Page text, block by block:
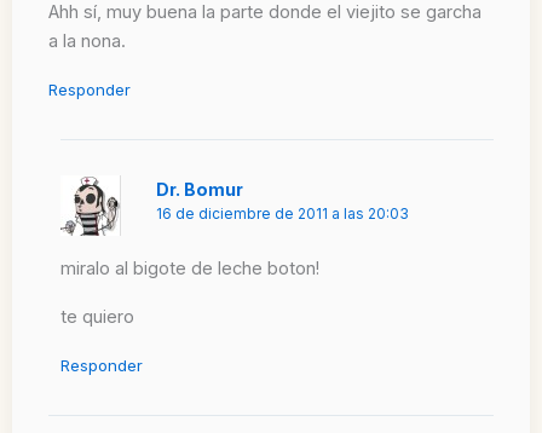
Ahh sí, muy buena la parte donde el viejito se garcha
a la nona.
Responder
Dr. Bomur
16 de diciembre de 2011 a las 20:03
miralo al bigote de leche boton!
te quiero
Responder